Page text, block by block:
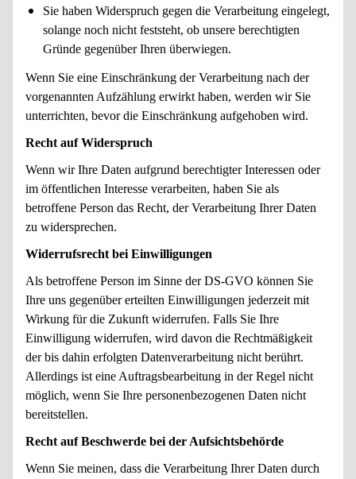
Sie haben Widerspruch gegen die Verarbeitung eingelegt,
solange noch nicht feststeht, ob unsere berechtigten
Gründe gegenüber Ihren überwiegen.
Wenn Sie eine Einschränkung der Verarbeitung nach der
vorgenannten Aufzählung erwirkt haben, werden wir Sie
unterrichten, bevor die Einschränkung aufgehoben wird.
Recht auf Widerspruch
Wenn wir Ihre Daten aufgrund berechtigter Interessen oder
im öffentlichen Interesse verarbeiten, haben Sie als
betroffene Person das Recht, der Verarbeitung Ihrer Daten
zu widersprechen.
Widerrufsrecht bei Einwilligungen
Als betroffene Person im Sinne der DS-GVO können Sie
Ihre uns gegenüber erteilten Einwilligungen jederzeit mit
Wirkung für die Zukunft widerrufen. Falls Sie Ihre
Einwilligung widerrufen, wird davon die Rechtmäßigkeit
der bis dahin erfolgten Datenverarbeitung nicht berührt.
Allerdings ist eine Auftragsbearbeitung in der Regel nicht
möglich, wenn Sie Ihre personenbezogenen Daten nicht
bereitstellen.
Recht auf Beschwerde bei der Aufsichtsbehörde
Wenn Sie meinen, dass die Verarbeitung Ihrer Daten durch